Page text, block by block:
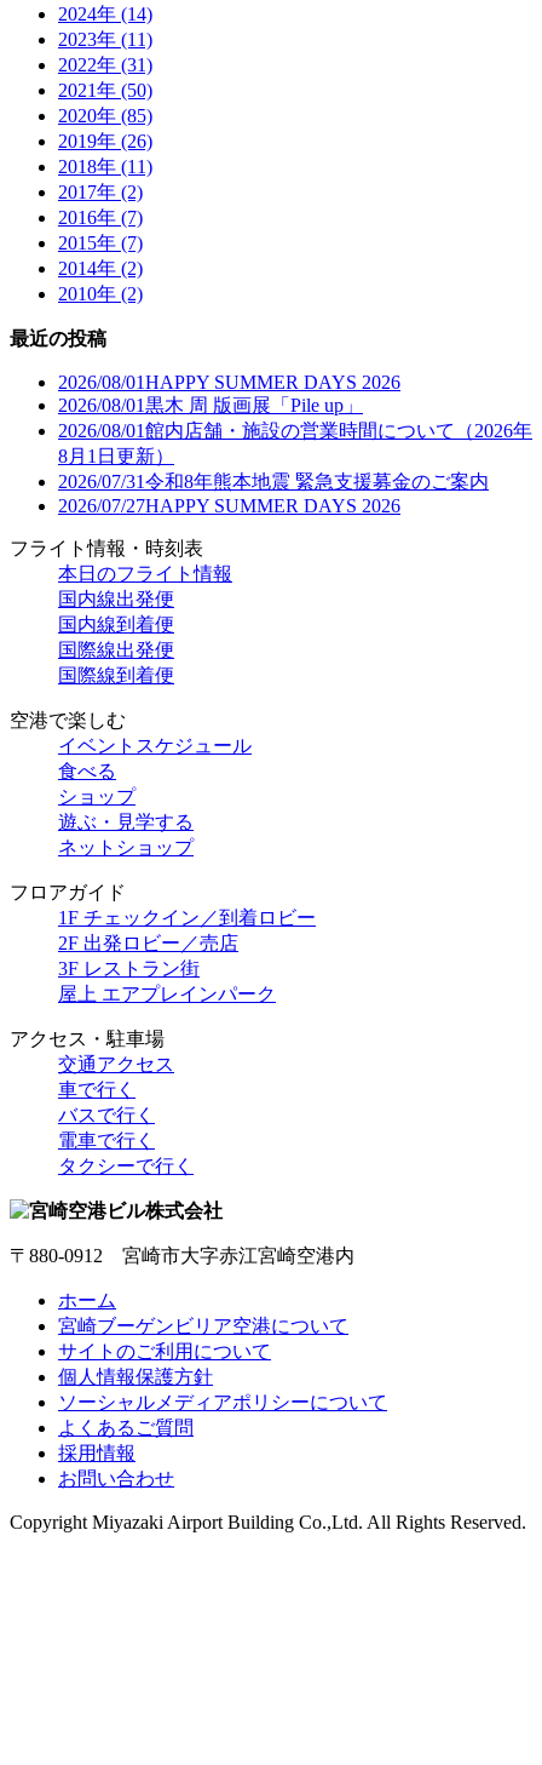
2024年 (14)
2023年 (11)
2022年 (31)
2021年 (50)
2020年 (85)
2019年 (26)
2018年 (11)
2017年 (2)
2016年 (7)
2015年 (7)
2014年 (2)
2010年 (2)
最近の投稿
2026/08/01HAPPY SUMMER DAYS 2026
2026/08/01黒木 周 版画展「Pile up」
2026/08/01館内店舗・施設の営業時間について（2026年
8月1日更新）
2026/07/31令和8年熊本地震 緊急支援募金のご案内
2026/07/27HAPPY SUMMER DAYS 2026
フライト情報・時刻表
本日のフライト情報
国内線出発便
国内線到着便
国際線出発便
国際線到着便
空港で楽しむ
イベントスケジュール
食べる
ショップ
遊ぶ・見学する
ネットショップ
フロアガイド
1F チェックイン／到着ロビー
2F 出発ロビー／売店
3F レストラン街
屋上 エアプレインパーク
アクセス・駐車場
交通アクセス
車で行く
バスで行く
電車で行く
タクシーで行く
〒880-0912 宮崎市大字赤江宮崎空港内
ホーム
宮崎ブーゲンビリア空港について
サイトのご利用について
個人情報保護方針
ソーシャルメディアポリシーについて
よくあるご質問
採用情報
お問い合わせ
Copyright Miyazaki Airport Building Co.,Ltd. All Rights Reserved.